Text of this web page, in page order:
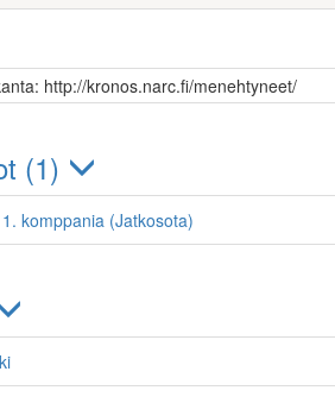
http://kronos.narc.fi/menehtyneet/
(1)
komppania (Jatkosota)